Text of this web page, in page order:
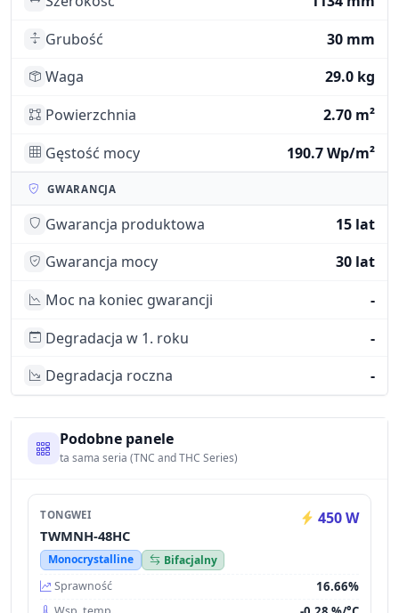
Grubość
30 mm
Waga
29.0 kg
Powierzchnia
2.70 m²
Gęstość mocy
190.7 Wp/m²
GWARANCJA
Gwarancja produktowa
15 lat
Gwarancja mocy
30 lat
Moc na koniec gwarancji
-
Degradacja w 1. roku
-
Degradacja roczna
-
Podobne panele
ta sama seria (TNC and THC Series)
TONGWEI 450 W
TWMNH-48HC
Monocrystalline
Bifacjalny
Sprawność
16.66%